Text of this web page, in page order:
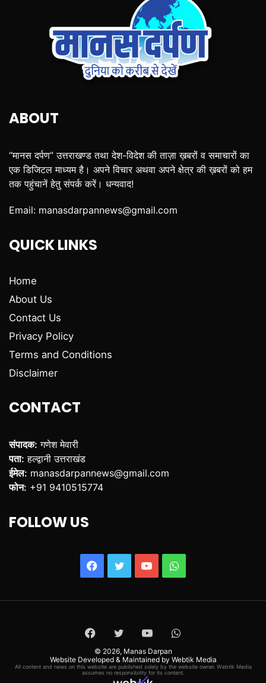
ABOUT
“मानस दर्पण” उत्तराखण्ड तथा देश-विदेश की ताज़ा ख़बरों व समाचारों का
एक डिजिटल माध्यम है। अपने विचार अथवा अपने क्षेत्र की ख़बरों को हम
तक पहुंचानें हेतु संपर्क करें। धन्यवाद!
Email: manasdarpannews@gmail.com
QUICK LINKS
Home
About Us
Contact Us
Privacy Policy
Terms and Conditions
Disclaimer
CONTACT
संपादक: गणेश मेवारी
पता: हल्द्वानी उत्तराखंड
ईमेल: manasdarpannews@gmail.com
फोन: +91 9410515774
FOLLOW US
Facebook
TwitterYouTubeWhatsApp
Facebook
TwitterYouTubeWhatsApp
© 2026, Manas Darpan
Website Developed & Maintained by Webtik Media
All content and news on this website are published solely by the website owner. Webtik Media
assumes no responsibility for its content.